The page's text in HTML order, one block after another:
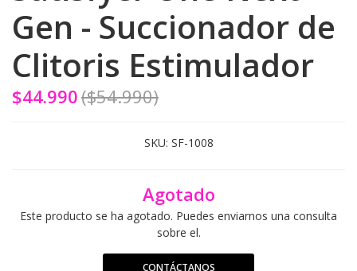
Gen - Succionador de
Clitoris Estimulador
$44.990($54.990)
SKU: SF-1008
Agotado
Este producto se ha agotado. Puedes enviarnos una consulta
sobre el.
CONTÁCTANOS